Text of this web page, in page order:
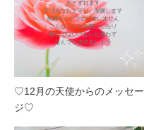
♡12月の天使からのメッセー
ジ♡